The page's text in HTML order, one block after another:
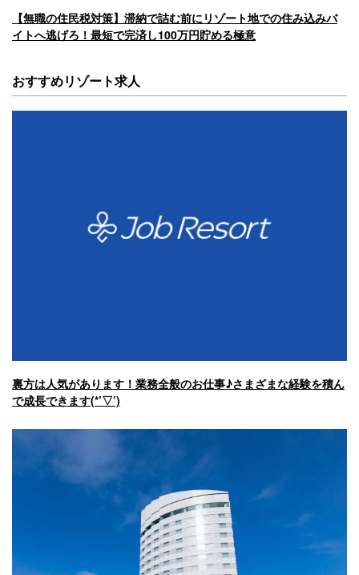
【無職の住民税対策】滞納で詰む前にリゾート地での住み込みバ
イトへ逃げろ！最短で完済し100万円貯める極意
おすすめリゾート求人
裏方は人気があります！業務全般のお仕事♪さまざまな経験を積ん
で成長できます(*’▽’)